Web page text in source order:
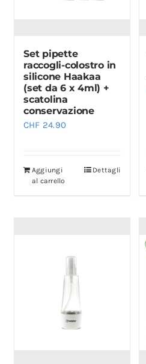
Set pipette
raccogli-colostro in
silicone Haakaa
(set da 6 x 4ml) +
scatolina
conservazione
CHF 24.90
Aggiungi
al carrello
Dettagli